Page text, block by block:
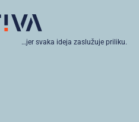
…jer svaka ideja zaslužuje priliku.